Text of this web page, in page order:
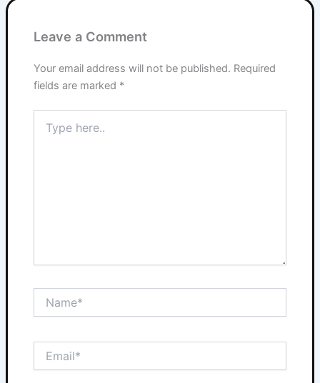
Leave a Comment
Your email address will not be published. Required
fields are marked *
here..